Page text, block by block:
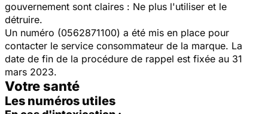
gouvernement sont claires : Ne plus l'utiliser et le
détruire.
Un numéro (0562871100) a été mis en place pour
contacter le service consommateur de la marque. La
date de fin de la procédure de rappel est fixée au 31
mars 2023.
Votre santé
Les numéros utiles